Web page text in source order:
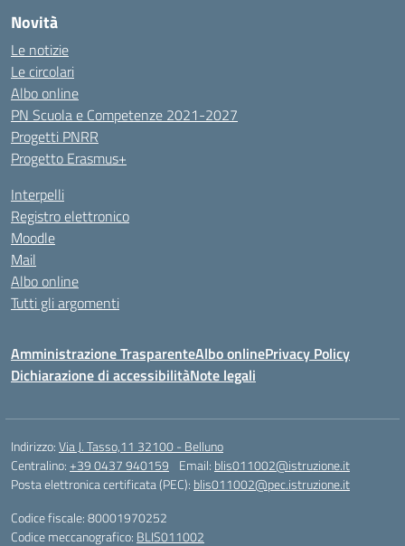
Novità
Le notizie
Le circolari
Albo online
PN Scuola e Competenze 2021-2027
Progetti PNRR
Progetto Erasmus+
Interpelli
Registro elettronico
Moodle
Mail
Albo online
Tutti gli argomenti
Amministrazione TrasparenteAlbo onlinePrivacy Policy
Dichiarazione di accessibilitàNote legali
Indirizzo:Via J. Tasso,11 32100 - Belluno
Centralino:+39 0437 940159 Email: blis011002@istruzione.it
Posta elettronica certificata (PEC): blis011002@pec.istruzione.it
Codice fiscale: 80001970252
Codice meccanografico: BLIS011002